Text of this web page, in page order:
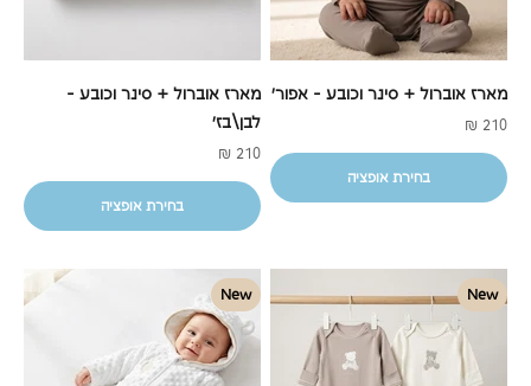
מארז אוברול + סינר וכובע - אפור'
מחיר מבצע
210 ₪
בחירת אופציה
מארז אוברול + סינר וכובע -
לבן\בז'
מחיר מבצע
210 ₪
בחירת אופציה
New
New